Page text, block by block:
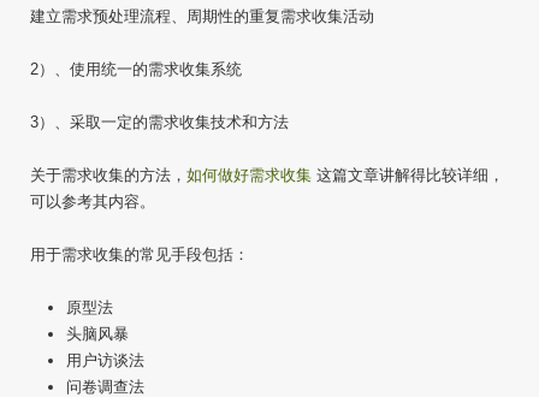
建立需求预处理流程、周期性的重复需求收集活动
2）、使用统一的需求收集系统
3）、采取一定的需求收集技术和方法
关于需求收集的方法， 如何做好需求收集 这篇文章讲解得比较详细，
可以参考其内容。
用于需求收集的常见手段包括：
原型法
头脑风暴
用户访谈法
问卷调查法